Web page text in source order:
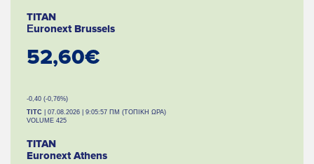
TITAN
Εuronext Brussels
52,60€
-0,40 (-0,76%)
TITC | 07.08.2026 | 9:05:57 ΠΜ (ΤΟΠΙΚΗ ΩΡΑ)
VOLUME 425
TITAN
Euronext Athens